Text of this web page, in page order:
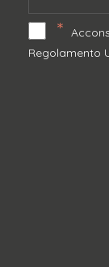
*
Regolamento